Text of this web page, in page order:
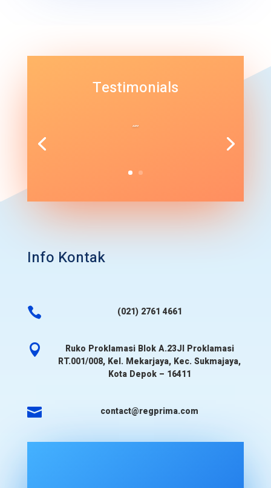
Testimonials
“”
Info Kontak
 (021) 2761 4661

Ruko Proklamasi Blok A.23Jl Proklamasi
RT.001/008, Kel. Mekarjaya, Kec. Sukmajaya,
Kota Depok – 16411
 contact@regprima.com